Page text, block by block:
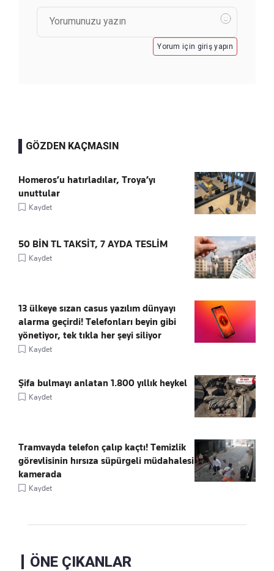
Yorum için giriş yapın
GÖZDEN KAÇMASIN
Homeros’u hatırladılar, Troya’yı
unuttular
Kaydet
50 BİN TL TAKSİT, 7 AYDA TESLİM
Kaydet
13 ülkeye sızan casus yazılım dünyayı
alarma geçirdi! Telefonları beyin gibi
yönetiyor, tek tıkla her şeyi siliyor
Kaydet
Şifa bulmayı anlatan 1.800 yıllık heykel
Kaydet
Tramvayda telefon çalıp kaçtı! Temizlik
görevlisinin hırsıza süpürgeli müdahalesi
kamerada
Kaydet
ÖNE ÇIKANLAR